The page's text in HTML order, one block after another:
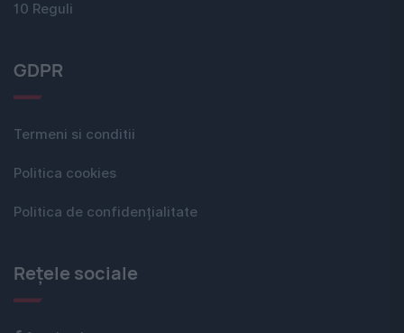
10 Reguli
GDPR
Termeni si conditii
Politica cookies
Politica de confidențialitate
Rețele sociale